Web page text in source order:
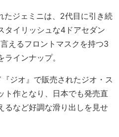
たジェミニは、2代目に引き続
タイリッシュな4ドアセダン
えるフロントマスクを持つ3
インナップ。
ジオ』で販売されたジオ・ス
ト作となり、日本でも発売直
るなど好調な滑り出しを見せ